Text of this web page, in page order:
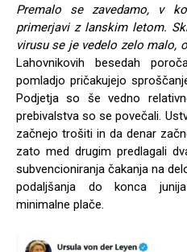
Premalo se zavedamo, v
primerjavi z lanskim letom.
virusu se je vedelo zelo malo,
Lahovnikovih besedah
pomladjo pričakujejo
Podjetja so še vedno
prebivalstva so se povečali.
začnejo trošiti in da denar
zato med drugim predlagali
subvencioniranja čakanja na
podaljšanja do konca
minimalne plače.